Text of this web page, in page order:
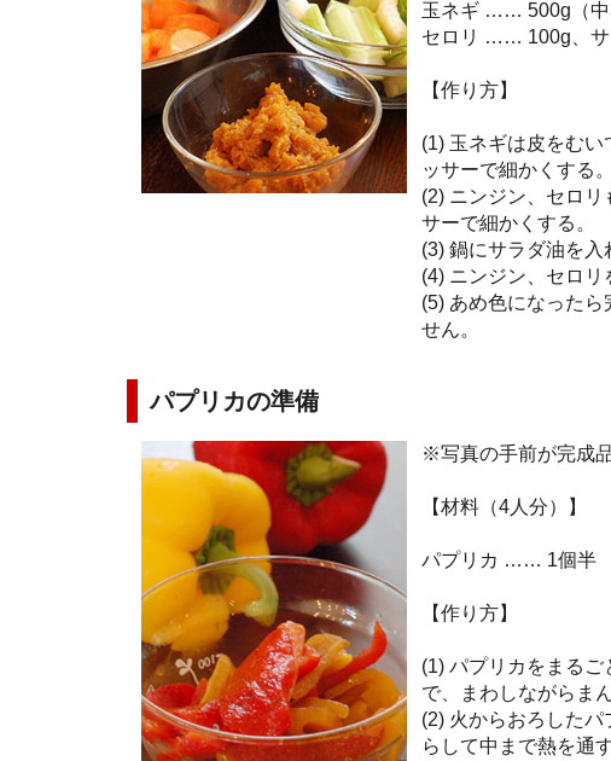
玉ネギ …… 500g（
セロリ …… 100g、
【作り方】
(1) 玉ネギは皮をむ
ッサーで細かくする。
(2) ニンジン、セロ
サーで細かくする。
(3) 鍋にサラダ油を入
(4) ニンジン、セロリ
(5) あめ色になった
せん。
パプリカの準備
※写真の手前が完成品
【材料（4人分）】
パプリカ …… 1個半
【作り方】
(1) パプリカをまる
で、まわしながらま
(2) 火からおろした
らして中まで熱を通す